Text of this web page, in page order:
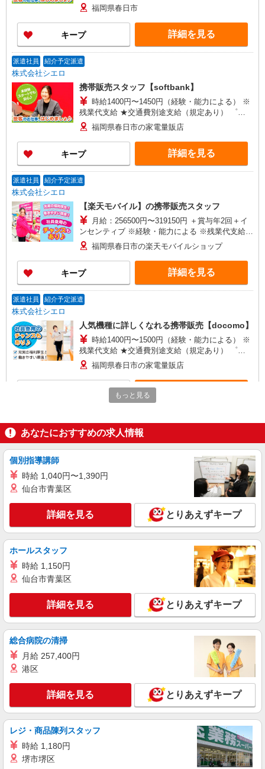
他・交通費当社規定・達成手当・役職手当・アド
バイザー手当・その他手当有・賞与年2回 ※残業
代支給 ゜+゜・。○。・゜+゜・。○。・゜+゜ 入
社祝い金10万円支給(規定有) お友達を紹介頂くと,
インセンティブ支給(規定有) ゜・。○。・゜
+゜・。○。・゜+゜
福岡県春日市
キープ 詳細を見る
派遣社員 紹介予定派遣
株式会社シエロ
携帯販売スタッフ【softbank】
時給1400円〜1450円（経験・能力による） ※
残業代支給 ★交通費別途支給（規定あり） ゜
+゜・。○。・゜+゜・。○。・゜+゜ 入社祝い金10
万円支給(規定有) お友達を紹介頂くと, インセンテ
ィブ支給(規定有) ★月2回払い・週払い可能（規程
有）★ ゜・。○。・゜+゜・。○。・゜+゜
福岡県春日市の家電量販店
キープ 詳細を見る
派遣社員 紹介予定派遣
株式会社シエロ
【楽天モバイル】の携帯販売スタッフ
月給：256500円〜319150円 ＋賞与年2回＋イ
ンセンティブ ※経験・能力による ※残業代支給
★交通費別途支給（規定あり） ゜+゜・。○。・゜
+゜・。○。・゜+゜ 入社祝い金10万円支給(規定
有) お友達を紹介頂くと, インセンティブ支給(規定
有) ゜・。○。・゜+゜・。○。・゜+゜
福岡県春日市の楽天モバイルショップ
キープ 詳細を見る
派遣社員 紹介予定派遣
株式会社シエロ
人気機種に詳しくなれる携帯販売【docomo】
時給1400円〜1500円（経験・能力による） ※
残業代支給 ★交通費別途支給（規定あり） ゜
+゜・。○。・゜+゜・。○。・゜+゜ 入社祝い金10
万円支給(規定有) お友達を紹介頂くと, インセンテ
ィブ支給(規定有) ★月2回払い・週払い可能（規程
有）★ ゜・。○。・゜+゜・。○。・゜+゜
福岡県春日市の家電量販店
株式会社シエロ
人気機種に詳しくなれる携帯販売
時給1400円〜1450円（経験・能力による） ※
残業代支給 ★交通費別途支給（規定あり） ゜
+゜・。○。・゜+゜・。○。・゜+゜ 入社祝い金10
万円支給(規定有) お友達を紹介頂くと, インセンテ
ィブ支給(規定有) ★月2回払い・週払い可能（規程
有）★ ゜・。○。・゜+゜・。○。・゜+゜
キープ 詳細を見る
派遣社員 紹介予定派遣
株式会社シエロ
スマホ携帯販売【ソフトバンク】
時給1400円〜1450円（経験・能力による） ※
残業代支給 ★交通費別途支給（規定あり） ゜
+゜・。○。・゜+゜・。○。・゜+゜ 入社祝い金10
万円支給(規定有) お友達を紹介頂くと, インセンテ
ィブ支給(規定有) ★月2回払い・週払い可能（規程
有）★ ゜・。○。・゜+゜・。○。・゜+゜
福岡県春日市の家電量販店
キープ 詳細を見る
派遣社員
スマホ携帯販売【ワイモバイル】
時給1400円〜1450円（経験・能力による） ※
残業代支給 ★交通費別途支給（規定あり） ゜
+゜・。○。・゜+゜・。○。・゜+゜ 入社祝い金10
有）★ ゜・。○。・゜+゜・。○。・゜+゜
福岡県春日市の家電量販店
詳細を見る
もっと見る
あなたにおすすめの求人情報
個別指導講師
時給 1,040円〜1,390円
仙台市青葉区
詳細を見る とりあえずキープ
ホールスタッフ
時給 1,150円
仙台市青葉区
詳細を見る とりあえずキープ
総合病院の清掃
月給 257,400円
港区
詳細を見る とりあえずキープ
レジ・商品陳列スタッフ
時給 1,180円
堺市堺区